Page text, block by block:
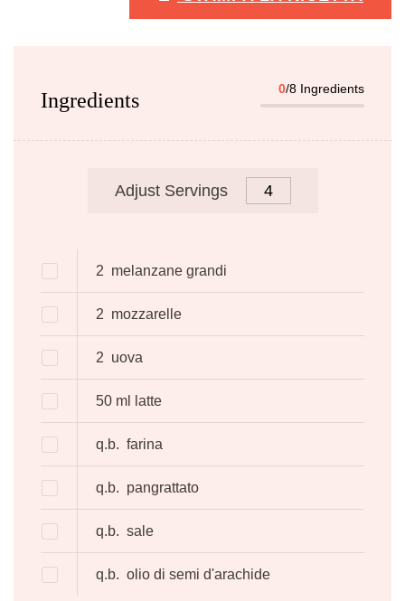
Ingredients
0/8 Ingredients
Adjust Servings
2 melanzane grandi
2 mozzarelle
2 uova
50 ml latte
q.b. farina
q.b. pangrattato
q.b. sale
q.b. olio di semi d'arachide